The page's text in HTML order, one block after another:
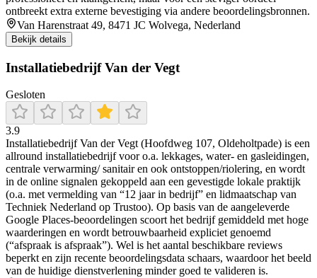
ontbreekt extra externe bevestiging via andere beoordelingsbronnen.
Van Harenstraat 49, 8471 JC Wolvega, Nederland
Bekijk details
Installatiebedrijf Van der Vegt
Gesloten
3.9
Installatiebedrijf Van der Vegt (Hoofdweg 107, Oldeholtpade) is een
allround installatiebedrijf voor o.a. lekkages, water- en gasleidingen,
centrale verwarming/ sanitair en ook ontstoppen/riolering, en wordt
in de online signalen gekoppeld aan een gevestigde lokale praktijk
(o.a. met vermelding van “12 jaar in bedrijf” en lidmaatschap van
Techniek Nederland op Trustoo). Op basis van de aangeleverde
Google Places-beoordelingen scoort het bedrijf gemiddeld met hoge
waarderingen en wordt betrouwbaarheid expliciet genoemd
(“afspraak is afspraak”). Wel is het aantal beschikbare reviews
beperkt en zijn recente beoordelingsdata schaars, waardoor het beeld
van de huidige dienstverlening minder goed te valideren is.